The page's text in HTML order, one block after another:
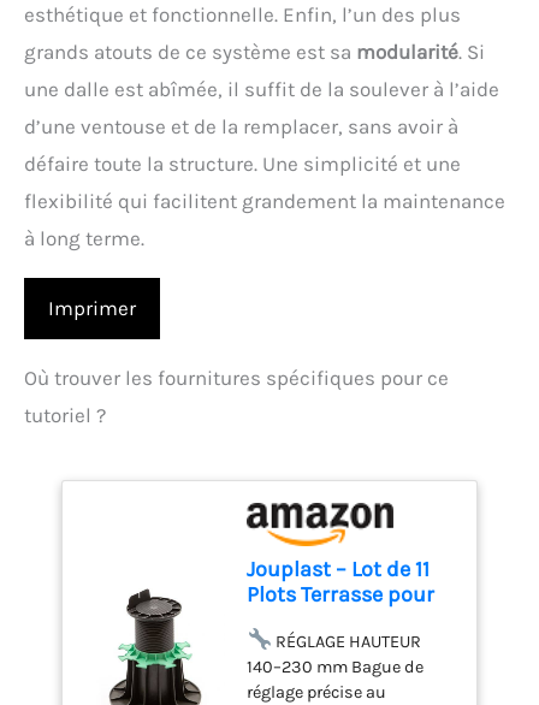
esthétique et fonctionnelle. Enfin, l’un des plus
grands atouts de ce système est sa modularité. Si
une dalle est abîmée, il suffit de la soulever à l’aide
d’une ventouse et de la remplacer, sans avoir à
défaire toute la structure. Une simplicité et une
flexibilité qui facilitent grandement la maintenance
à long terme.
Imprimer
Où trouver les fournitures spécifiques pour ce
tutoriel ?
Jouplast – Lot de 11
Plots Terrasse pour
140–230 mm |
Support Structure
Bois & Composite |
RÉGLAGE HAUTEUR
140–230 mm Bague de
réglage précise au